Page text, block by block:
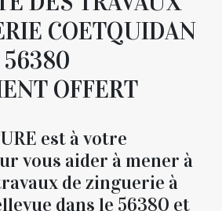
COETQUIDAN
OFFERT
est à votre
vous aider à mener à
de zinguerie à
dans le 56380 et